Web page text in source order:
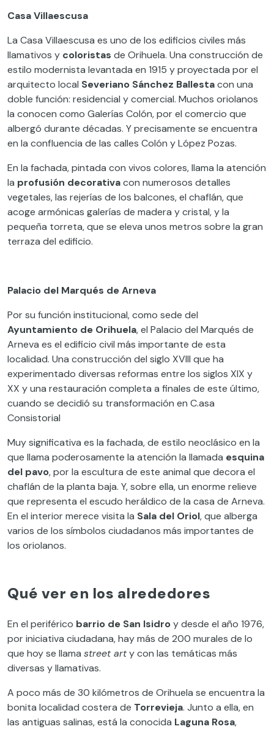
Casa Villaescusa
La Casa Villaescusa es uno de los edificios civiles más
llamativos y coloristas de Orihuela. Una construcción de
estilo modernista levantada en 1915 y proyectada por el
arquitecto local Severiano Sánchez Ballestacon una
doble función: residencial y comercial. Muchos oriolanos
la conocen como Galerías Colón, por el comercio que
albergó durante décadas. Y precisamente se encuentra
en la confluencia de las calles Colón y López Pozas.
En la fachada, pintada con vivos colores, llama la atención
la profusión decorativacon numerosos detalles
vegetales, las rejerías de los balcones, el chaflán, que
acoge armónicas galerías de madera y cristal, y la
pequeña torreta, que se eleva unos metros sobre la gran
terraza del edificio.
Palacio del Marqués de Arneva
Por su función institucional, como sede del
Ayuntamiento de Orihuela, el Palacio del Marqués de
Arneva es el edificio civil más importante de esta
localidad. Una construcción del siglo XVIII que ha
experimentado diversas reformas entre los siglos XIX y
XX y una restauración completa a finales de este último,
cuando se decidió su transformación en C.asa
Consistorial
Muy significativa es la fachada, de estilo neoclásico en la
que llama poderosamente la atención la llamada esquina
del pavo, por la escultura de este animal que decora el
chaflán de la planta baja. Y, sobre ella, un enorme relieve
que representa el escudo heráldico de la casa de Arneva.
En el interior merece visita la Sala del Oriol, que alberga
varios de los símbolos ciudadanos más importantes de
los oriolanos.
Qué ver en los alrededores
En el periférico barrio de San Isidroy desde el año 1976,
por iniciativa ciudadana, hay más de 200 murales de lo
que hoy se llama street arty con las temáticas más
diversas y llamativas.
A poco más de 30 kilómetros de Orihuela se encuentra la
bonita localidad costera de Torrevieja. Junto a ella, en
las antiguas salinas, está la conocida Laguna Rosa,